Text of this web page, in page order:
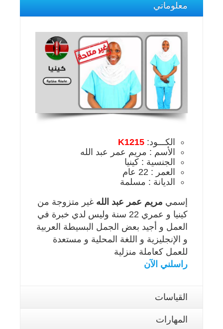
معلوماتي
الكـــود: K1215
الأسم : مريم عمر عبد الله
الجنسية : كينيا
العمر : 22 عام
الديانة : مسلمة
إسمي مريم عمر عبد الله غير متزوجة من
كينيا و عمري 22 سنة وليس لدي خبرة في
العمل و أجيد بعض الجمل البسيطة العربية
و الإنجليزية و اللغة المحلية و مستعدة
للعمل كعاملة منزلية
راسلني الآن
القياسات
المهارات